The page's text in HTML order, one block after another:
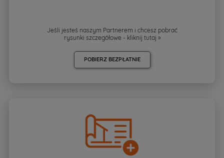
Jeśli jesteś naszym Partnerem i chcesz pobrać
rysunki szczegółowe - kliknij tutaj »
POBIERZ BEZPŁATNIE